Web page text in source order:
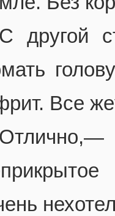
другой
Все